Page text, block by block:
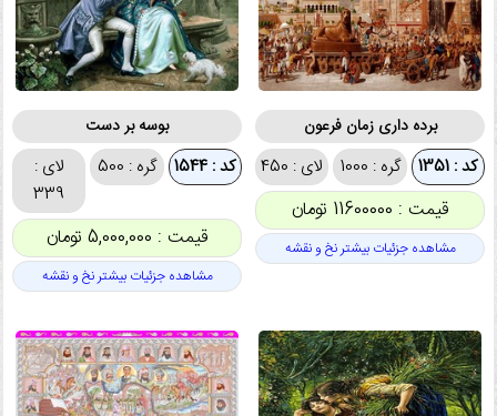
برده داری زمان فرعون
کد : 1351 گره : 1000 لای : 450
قیمت : 11600000 تومان
مشاهده جزئیات بیشتر نخ و نقشه
بوسه بر دست
کد : 1544 گره : 500
لای :
339
قیمت : 5,000,000 تومان
مشاهده جزئیات بیشتر نخ و نقشه